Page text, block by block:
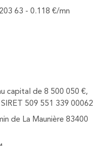
63 - 0.118 €/mn
capital de 8 500 050 €,
509 551 339 00062
de La Maunière 83400